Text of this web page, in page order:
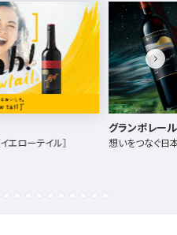
［イエローテ
ョン企画